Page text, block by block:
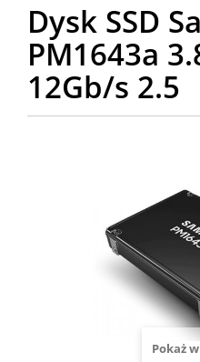
Dysk SSD
PM1643a
12Gb/s 2.5
Pokaż